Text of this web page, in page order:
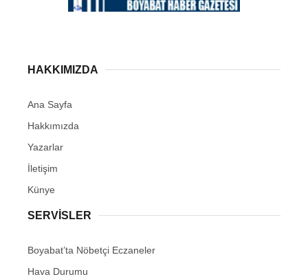
HAKKIMIZDA
Ana Sayfa
Hakkımızda
Yazarlar
İletişim
Künye
SERVISLER
Boyabat’ta Nöbetçi Eczaneler
Hava Durumu